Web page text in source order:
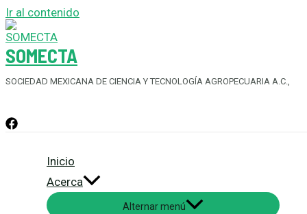
Ir al contenido
SOMECTA
SOCIEDAD MEXICANA DE CIENCIA Y TECNOLOGÍA AGROPECUARIA A.C.,
Inicio
Acerca
Alternar menú